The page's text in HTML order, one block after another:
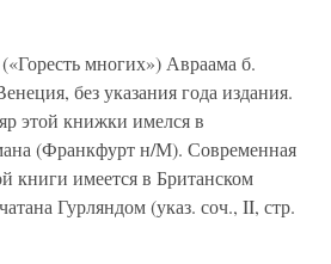
многих») Авраама б.
без указания года издания.
этой книжки имелся в
(Франкфурт н/М). Современная
книги имеется в Британском
Гурляндом (указ. соч., II, стр.